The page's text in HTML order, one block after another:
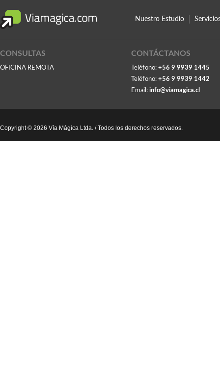
Nuestro Estudio
CONSULTAS
OFICINA REMOTA
CONTÁCTANOS
Teléfono: +56 9 9939 1445
Teléfono: +56 9 9939 1442
Email: info@viamagica.cl
Copyright © 2026 Vía Mágica Ltda. / Todos los derechos reservados.